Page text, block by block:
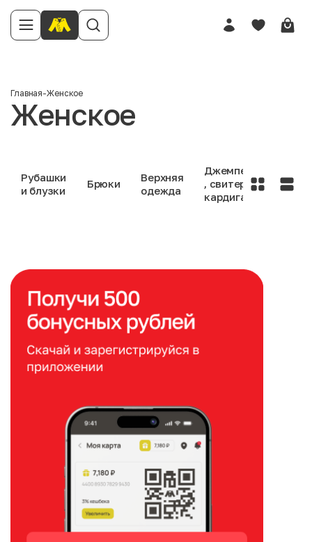
Главная-Женское
Женское
Рубашки
и блузки
Брюки
Верхняя
одежда
Джемперы
, свитеры ,
кардиганы